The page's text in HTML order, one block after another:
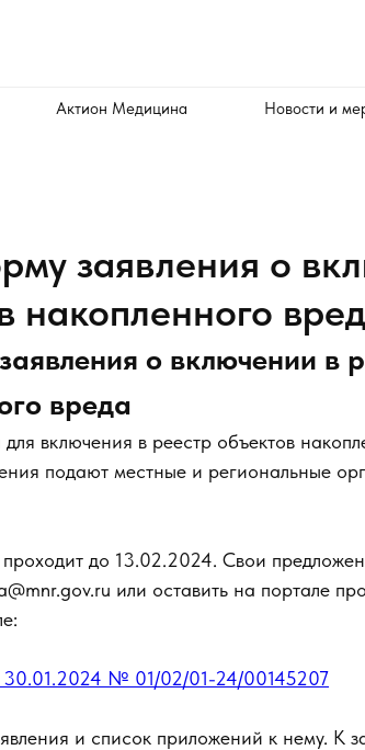
Актион Медицина Новости и
заявления о
накопленного
о включении в
вреда
включения в реестр объектов
подают местные и региональные
до 13.02.2024. Свои
или оставить на портале
30.01.2024 № 01/02/01-24/00145207
и список приложений к нему. К